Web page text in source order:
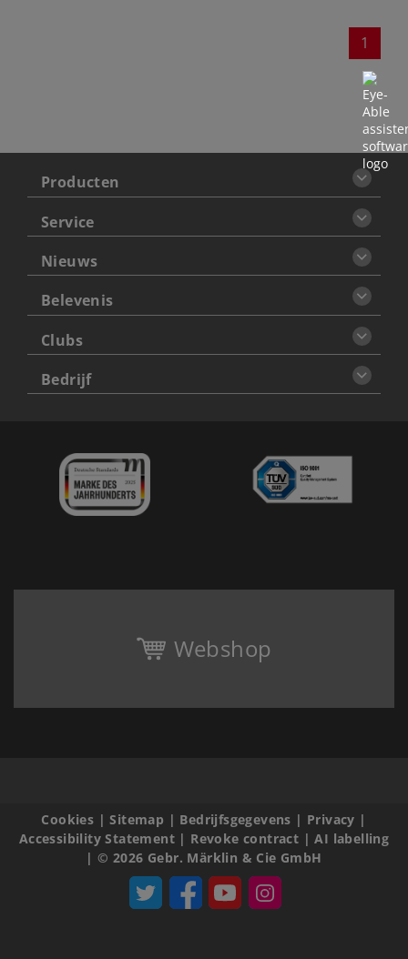
1
Producten
Service
Nieuws
Belevenis
Clubs
Bedrijf
Webshop
Cookies |Sitemap | Bedrijfsgegevens | Privacy |
Accessibility Statement| Revoke contract |AI labelling
|© 2026 Gebr. Märklin & Cie GmbH